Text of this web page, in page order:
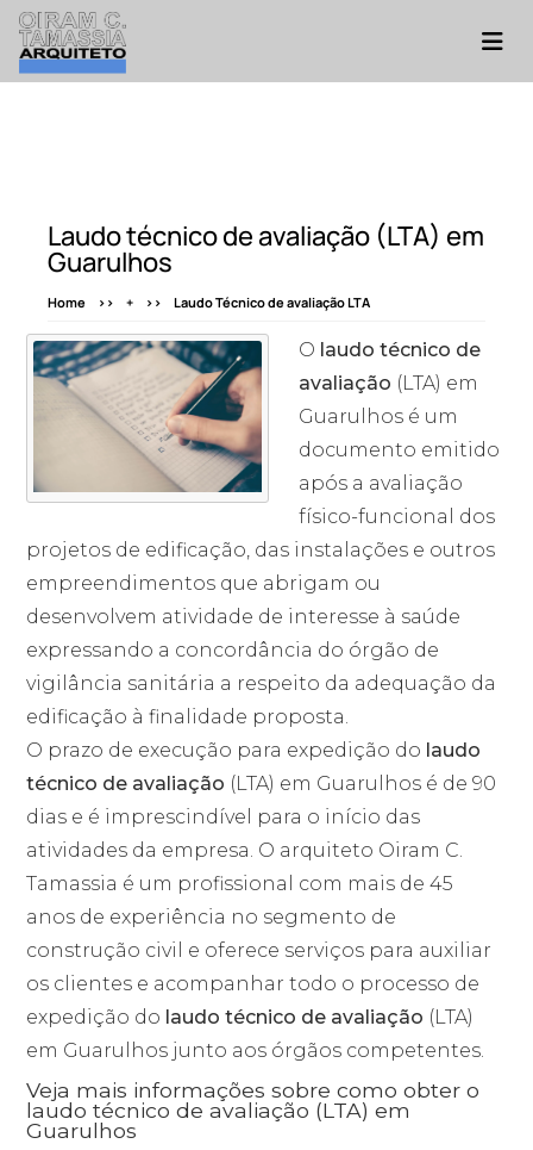
Laudo técnico de avaliação (LTA) em
Guarulhos
Home + Laudo Técnico de avaliação LTA
O laudo técnico de
avaliação (LTA) em
Guarulhos é um
documento emitido
após a avaliação
físico-funcional dos
projetos de edificação, das instalações e outros
empreendimentos que abrigam ou
desenvolvem atividade de interesse à saúde
expressando a concordância do órgão de
vigilância sanitária a respeito da adequação da
edificação à finalidade proposta.
O prazo de execução para expedição do laudo
técnico de avaliação (LTA) em Guarulhos é de 90
dias e é imprescindível para o início das
atividades da empresa. O arquiteto Oiram C.
Tamassia é um profissional com mais de 45
anos de experiência no segmento de
construção civil e oferece serviços para auxiliar
os clientes e acompanhar todo o processo de
expedição do laudo técnico de avaliação (LTA)
em Guarulhos junto aos órgãos competentes.
Veja mais informações sobre como obter o
laudo técnico de avaliação (LTA) em
Guarulhos